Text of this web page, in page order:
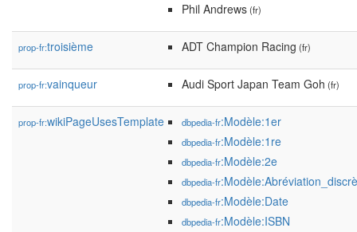
Phil Andrews(fr)
prop-fr:troisième ADT Champion Racing (fr)
prop-fr:vainqueur Audi Sport Japan Team Goh (fr)
prop-fr:wikiPageUsesTemplate dbpedia-fr:Modèle:1er
dbpedia-fr:Modèle:1re
dbpedia-fr:Modèle:2e
dbpedia-fr
dbpedia-fr:Modèle:Date
dbpedia-fr:Modèle:ISBN